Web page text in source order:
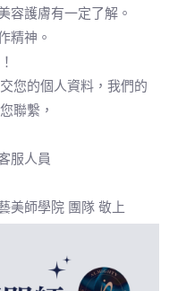
容護膚有一定了解。
精神。
您的個人資料，我們的
聯繫，
服人員
美師學院 團隊 敬上